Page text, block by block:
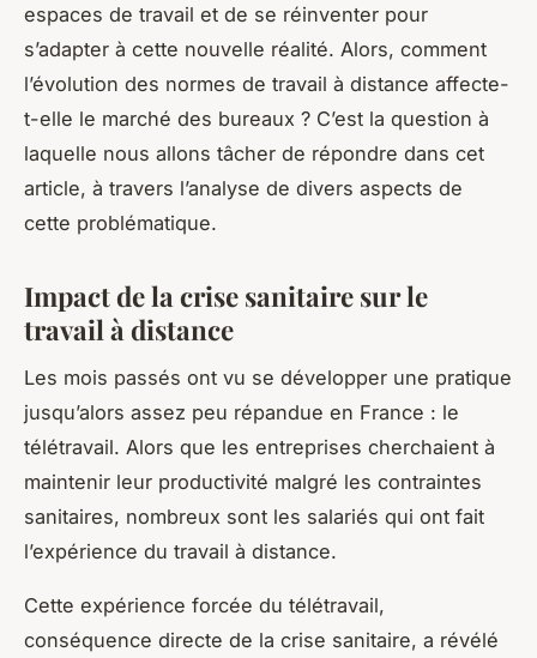
espaces de travail et de se réinventer pour
s’adapter à cette nouvelle réalité. Alors, comment
l’évolution des normes de travail à distance affecte-
t-elle le marché des bureaux ? C’est la question à
laquelle nous allons tâcher de répondre dans cet
article, à travers l’analyse de divers aspects de
cette problématique.
Impact de la crise sanitaire sur le
travail à distance
Les mois passés ont vu se développer une pratique
jusqu’alors assez peu répandue en France : le
télétravail. Alors que les entreprises cherchaient à
maintenir leur productivité malgré les contraintes
sanitaires, nombreux sont les salariés qui ont fait
l’expérience du travail à distance.
Cette expérience forcée du télétravail,
conséquence directe de la crise sanitaire, a révélé